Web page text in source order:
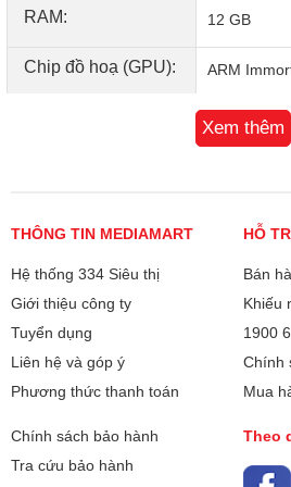
Galaxy Tab S11 Wifi đi kèm
Hiệu năng mạnh mẽ nhờ chip
9400+
Galaxy Tab S11 WiFi 12GB
MediaTek Dimensity 9400+ tiến
suất CPU, GPU và NPU vượt trội.
thiện 33%, đảm bảo khả năng xử lý
nặng, hỗ trợ AI và đa nhiệm hiệu quả.
RAM: 12 GB
Chip đồ hoạ (GPU): ARM
128 GB
Tính năng camera:
Tự động
Zoom kỹ
Bộ lọc màu
Xóa phông
Xem thêm
THÔNG TIN MEDIAMART
Hệ thống 334 Siêu thị
Giới thiệu công ty
Tuyển dụng
Liên hệ và góp ý
Phương thức thanh toán
HỖ
Bán
Khiếu
1900
Chính
Mua
Chính sách bảo hành
Tra cứu bảo hành
Theo